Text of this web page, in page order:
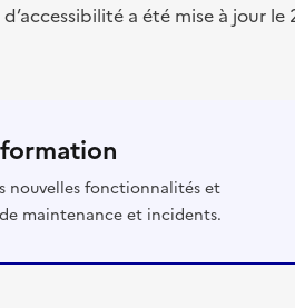
a été mise à jour le
nouvelles fonctionnalités et
maintenance et incidents.